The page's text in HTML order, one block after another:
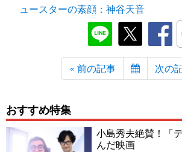
ュースターの素顔：神谷天音
« 前の記事 次の
おすすめ特集
小島秀夫絶賛！「
んだ映画